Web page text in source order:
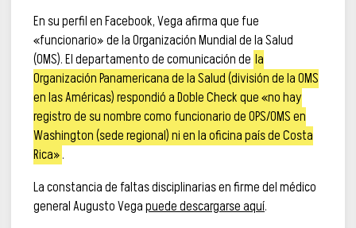
En su perfil en Facebook, Vega afirma que fue
«funcionario» de la Organización Mundial de la Salud
(OMS). El departamento de comunicación de la
Organización Panamericana de la Salud (división de la OMS
en las Américas) respondió a Doble Check que «no hay
registro de su nombre como funcionario de OPS/OMS en
Washington (sede regional) ni en la oficina país de Costa
Rica».
La constancia de faltas disciplinarias en firme del médico
general Augusto Vegapuede descargarse aquí.